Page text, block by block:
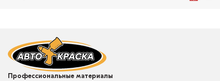
Профессиональные материалы